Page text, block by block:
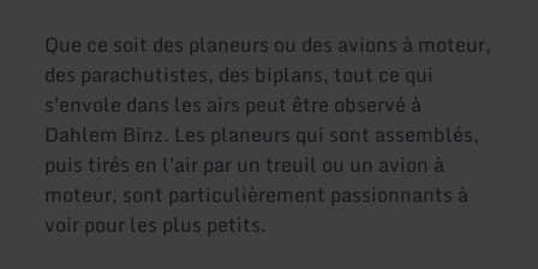
Que ce soit des planeurs ou des avions à moteur,
des parachutistes, des biplans, tout ce qui
s'envole dans les airs peut être observé à
Dahlem Binz. Les planeurs qui sont assemblés,
puis tirés en l'air par un treuil ou un avion à
moteur, sont particulièrement passionnants à
voir pour les plus petits.